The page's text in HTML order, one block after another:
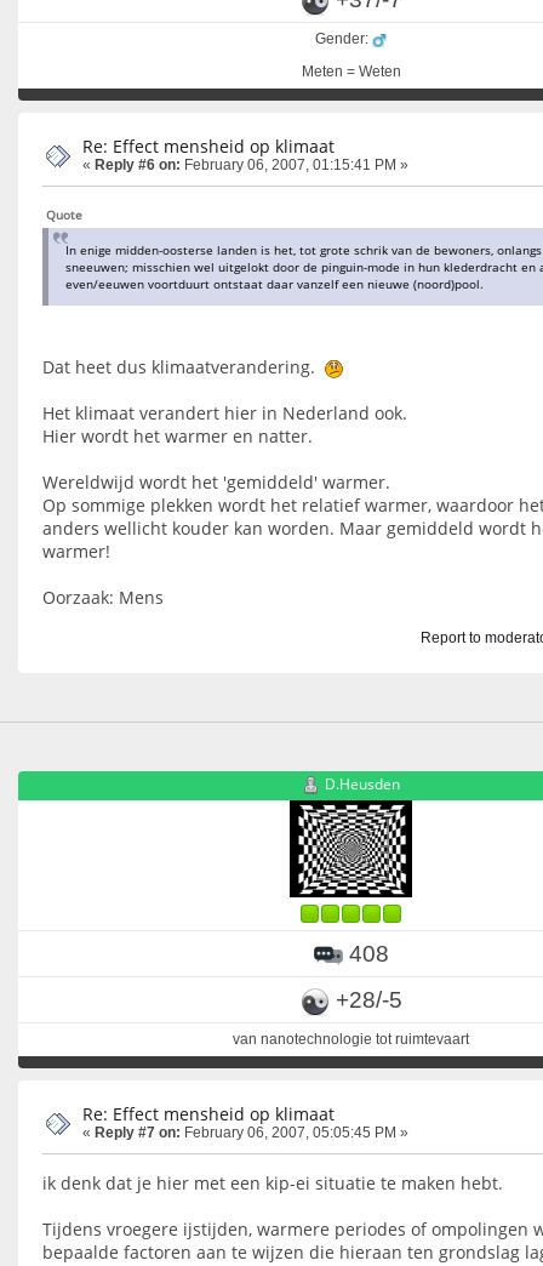
Gender:
Meten = Weten
Re: Effect mensheid op klimaat
« Reply #6 on: February 06, 2007, 01:15:41 PM »
Quote
In enige midden-oosterse landen is het, tot grote schrik van de bewoners,
sneeuwen; misschien wel uitgelokt door de pinguin-mode in hun klederdracht en
even/eeuwen voortduurt ontstaat daar vanzelf een nieuwe (noord)pool.
Dat heet dus klimaatverandering.
Het klimaat verandert hier in Nederland ook.
Hier wordt het warmer en natter.
Wereldwijd wordt het 'gemiddeld' warmer.
Op sommige plekken wordt het relatief warmer, waardoor
anders wellicht kouder kan worden. Maar gemiddeld wordt
warmer!
Oorzaak: Mens
Report to
D.Heusden
408
+28/-5
van nanotechnologie tot ruimtevaart
Re: Effect mensheid op klimaat
« Reply #7 on: February 06, 2007, 05:05:45 PM »
ik denk dat je hier met een kip-ei situatie te maken hebt.
Tijdens vroegere ijstijden, warmere periodes of ompolingen
bepaalde factoren aan te wijzen die hieraan ten grondslag